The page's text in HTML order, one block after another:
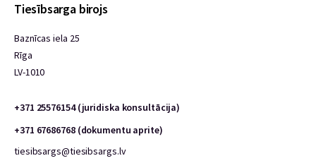
Tiesībsarga birojs
Baznīcas iela 25
Rīga
LV-1010
+371 25576154 (juridiska konsultācija)
+371 67686768 (dokumentu aprite)
tiesibsargs@tiesibsargs.lv